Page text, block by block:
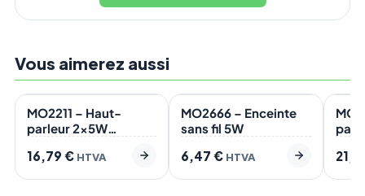
Vous aimerez aussi
En stock
MO2211 – Haut-
parleur 2x5W
16,79 € HTVA
ÉCO
2
En stock
MO2666 – Enceinte
sans fil 5W
6,47€ HTVA
En